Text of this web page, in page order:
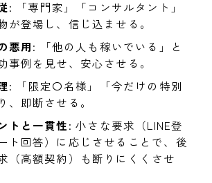
: 「専門家」「コンサルタント」
が登場し、信じ込ませる。
悪用: 「他の人も稼いでいる」と
事例を見せ、安心させる。
: 「限定〇名様」「今だけの特別
、即断させる。
トと一貫性: 小さな要求（LINE登
ト回答）に応じさせることで、後
（高額契約）も断りにくくさせ